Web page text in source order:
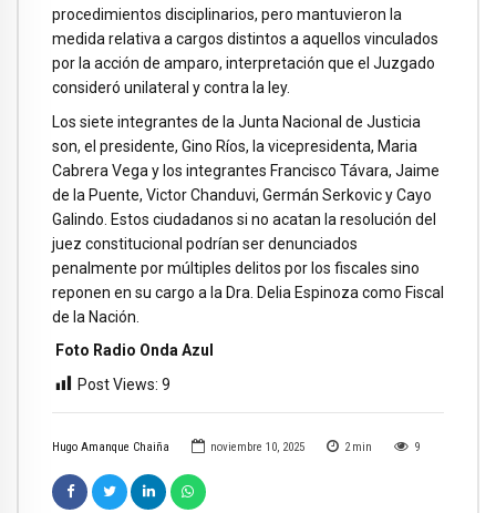
Hugo Amanque Chaiña noviembre 10, 2025 2 min 9
procedimientos disciplinarios, pero mantuvieron la
medida relativa a cargos distintos a aquellos vinculados
por la acción de amparo, interpretación que el Juzgado
consideró unilateral y contra la ley.
Los siete integrantes de la Junta Nacional de Justicia
son, el presidente, Gino Ríos, la vicepresidenta, Maria
Cabrera Vega y los integrantes Francisco Távara, Jaime
de la Puente, Victor Chanduvi, Germán Serkovic y Cayo
Galindo. Estos ciudadanos si no acatan la resolución del
juez constitucional podrían ser denunciados
penalmente por múltiples delitos por los fiscales sino
reponen en su cargo a la Dra. Delia Espinoza como Fiscal
de la Nación.
Foto Radio Onda Azul
Post Views: 9